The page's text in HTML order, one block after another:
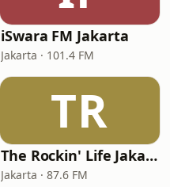
iSwara FM Jakarta
Jakarta · 101.4 FM
TR
The Rockin' Life Jakarta (TRL FM)
Jakarta · 87.6 FM